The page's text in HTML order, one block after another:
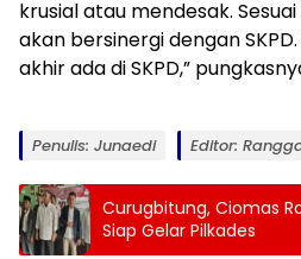
krusial atau mendesak.
akan bersinergi dengan
akhir ada di SKPD,”
Penulis: Junaedi Editor:
Curugbitung, Ciomas
Siap Gelar Pilkades